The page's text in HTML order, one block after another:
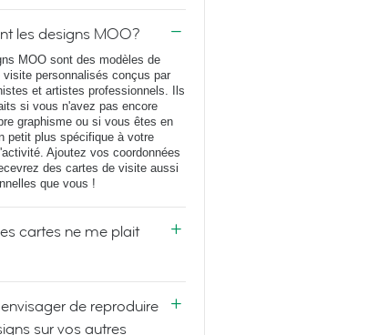
les designs MOO?
MOO sont des modèles de
visite personnalisés conçus par
et artistes professionnels. Ils
si vous n'avez pas encore
graphisme ou si vous êtes en
petit plus spécifique à votre
Ajoutez vos coordonnées
des cartes de visite aussi
que vous !
cartes ne me plait
de reproduire
sur vos autres